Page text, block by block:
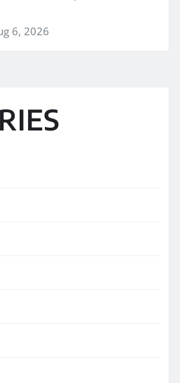
6, 2026